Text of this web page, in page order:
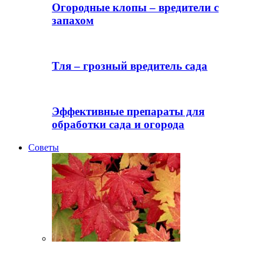
Огородные клопы – вредители с
запахом
Тля – грозный вредитель сада
Эффективные препараты для
обработки сада и огорода
Советы